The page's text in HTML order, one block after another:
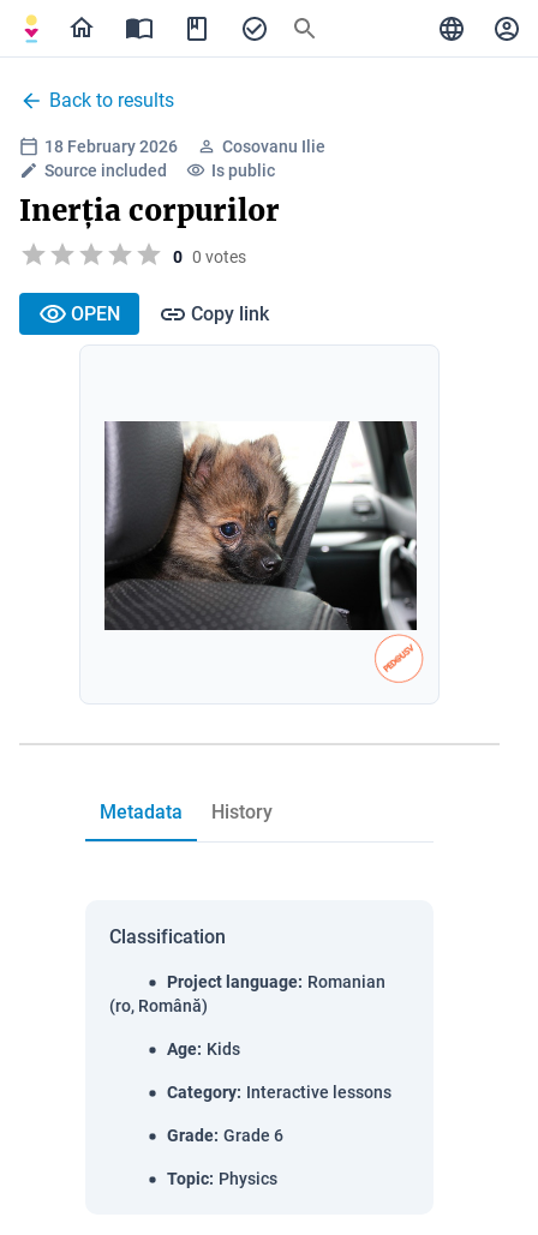
Back to results
18 February 2026
Cosovanu Ilie
Source included
Is public
Inerția corpurilor
0 0 votes
OPEN Copy link
Metadata History
Classification
Project language: Romanian
(ro, Română)
Age: Kids
Category: Interactive lessons
Grade: Grade 6
Topic: Physics